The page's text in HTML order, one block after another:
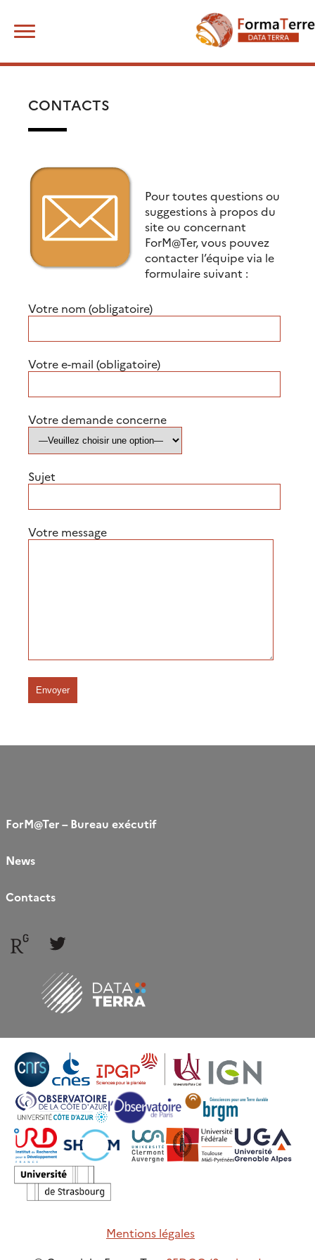
content
CONTACTS
Pour toutes questions ou
suggestions à propos du
site ou concernant
ForM@Ter, vous pouvez
contacter l’équipe via le
formulaire suivant :
Votre nom (obligatoire)
Votre e-mail (obligatoire)
Votre demande concerne
Sujet
Votre message
ForM@Ter – Bureau exécutif
News
Contacts
Follow
Mentions légales